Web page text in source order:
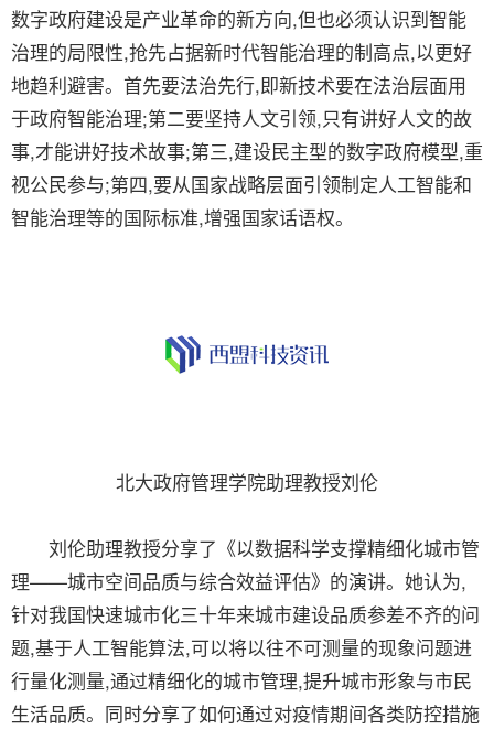
数字政府建设是产业革命的新方向,但也必须认识到智能
治理的局限性,抢先占据新时代智能治理的制高点,以更好
地趋利避害。首先要法治先行,即新技术要在法治层面用
于政府智能治理;第二要坚持人文引领,只有讲好人文的故
事,才能讲好技术故事;第三,建设民主型的数字政府模型,重
视公民参与;第四,要从国家战略层面引领制定人工智能和
智能治理等的国际标准,增强国家话语权。
北大政府管理学院助理教授刘伦
刘伦助理教授分享了《以数据科学支撑精细化城市管
理——城市空间品质与综合效益评估》的演讲。她认为,
针对我国快速城市化三十年来城市建设品质参差不齐的问
题,基于人工智能算法,可以将以往不可测量的现象问题进
行量化测量,通过精细化的城市管理,提升城市形象与市民
生活品质。同时分享了如何通过对疫情期间各类防控措施